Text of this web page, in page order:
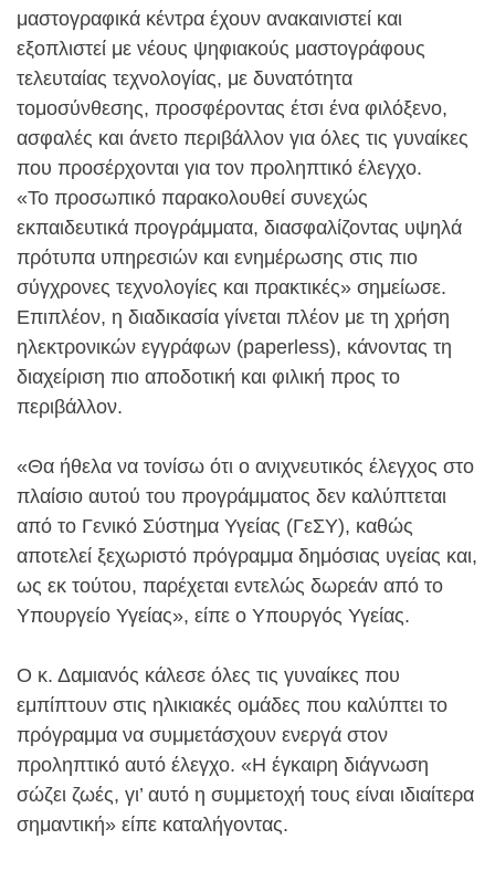
μαστογραφικά κέντρα έχουν ανακαινιστεί και
εξοπλιστεί με νέους ψηφιακούς μαστογράφους
τελευταίας τεχνολογίας, με δυνατότητα
τομοσύνθεσης, προσφέροντας έτσι ένα φιλόξενο,
ασφαλές και άνετο περιβάλλον για όλες τις γυναίκες
που προσέρχονται για τον προληπτικό έλεγχο.
«Το προσωπικό παρακολουθεί συνεχώς
εκπαιδευτικά προγράμματα, διασφαλίζοντας υψηλά
πρότυπα υπηρεσιών και ενημέρωσης στις πιο
σύγχρονες τεχνολογίες και πρακτικές» σημείωσε.
Επιπλέον, η διαδικασία γίνεται πλέον με τη χρήση
ηλεκτρονικών εγγράφων (paperless), κάνοντας τη
διαχείριση πιο αποδοτική και φιλική προς το
περιβάλλον.
«Θα ήθελα να τονίσω ότι ο ανιχνευτικός έλεγχος στο
πλαίσιο αυτού του προγράμματος δεν καλύπτεται
από το Γενικό Σύστημα Υγείας (ΓεΣΥ), καθώς
αποτελεί ξεχωριστό πρόγραμμα δημόσιας υγείας και,
ως εκ τούτου, παρέχεται εντελώς δωρεάν από το
Υπουργείο Υγείας», είπε ο Υπουργός Υγείας.
Ο κ. Δαμιανός κάλεσε όλες τις γυναίκες που
εμπίπτουν στις ηλικιακές ομάδες που καλύπτει το
πρόγραμμα να συμμετάσχουν ενεργά στον
προληπτικό αυτό έλεγχο. «Η έγκαιρη διάγνωση
σώζει ζωές, γι’ αυτό η συμμετοχή τους είναι ιδιαίτερα
σημαντική» είπε καταλήγοντας.